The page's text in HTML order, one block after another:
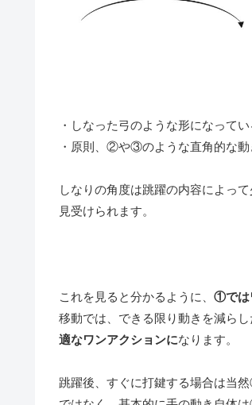
・しなった弓のような形になって
・原則、②や③のような直角的な動
しなりの角度は跳躍の内容によっ
見受けられます。
これを見ると分かるように、 ①では
移動では、 できる限り動きを減ら
適なワンアクションになります。
跳躍後、すぐに打鍵する場合は当然